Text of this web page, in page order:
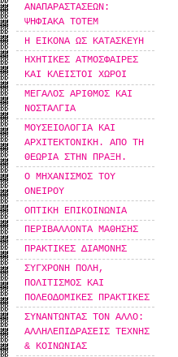
ΑΝΑΠΑΡΑΣΤΑΣΕΩΝ:
ΨΗΦΙΑΚΑ ΤΟΤΕΜ
Η ΕΙΚΟΝΑ ΩΣ ΚΑΤΑΣΚΕΥΗ
ΗΧΗΤΙΚΕΣ ΑΤΜΟΣΦΑΙΡΕΣ
ΚΑΙ ΚΛΕΙΣΤΟΙ ΧΩΡΟΙ
ΜΕΓΑΛΟΣ ΑΡΙΘΜΟΣ ΚΑΙ
ΝΟΣΤΑΛΓΙΑ
ΜΟΥΣΕΙΟΛΟΓΙΑ ΚΑΙ
ΑΡΧΙΤΕΚΤΟΝΙΚΗ. ΑΠΟ ΤΗ
ΘΕΩΡΙΑ ΣΤΗΝ ΠΡΑΞΗ.
Ο ΜΗΧΑΝΙΣΜΟΣ ΤΟΥ
ΟΝΕΙΡΟΥ
ΟΠΤΙΚΗ ΕΠΙΚΟΙΝΩΝΙΑ
ΠΕΡΙΒΑΛΛΟΝΤΑ ΜΑΘΗΣΗΣ
ΠΡΑΚΤΙΚΕΣ ΔΙΑΜΟΝΗΣ
ΣΥΓΧΡΟΝΗ ΠΟΛΗ,
ΠΟΛΙΤΙΣΜΟΣ ΚΑΙ
ΠΟΛΕΟΔΟΜΙΚΕΣ ΠΡΑΚΤΙΚΕΣ
ΣΥΝΑΝΤΩΝΤΑΣ ΤΟΝ ΑΛΛΟ:
ΑΛΛΗΛΕΠΙΔΡΑΣΕΙΣ ΤΕΧΝΗΣ
& ΚΟΙΝΩΝΙΑΣ